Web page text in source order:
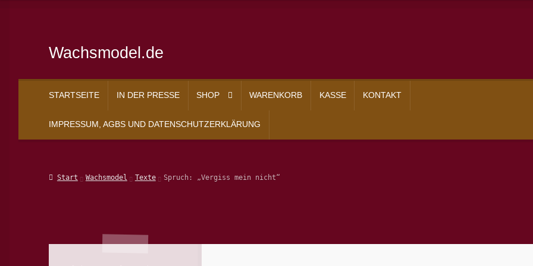
Zur
Zum
Wachsmodel.de
STARTSEITE IN DER PRESSE SHOP WARENKORB KASSE KONTAKT
IMPRESSUM, AGBS UND DATENSCHUTZERKLÄRUNG
Zahlungsarten
Start Wachsmodel Texte Spruch: „Vergiss mein nicht“